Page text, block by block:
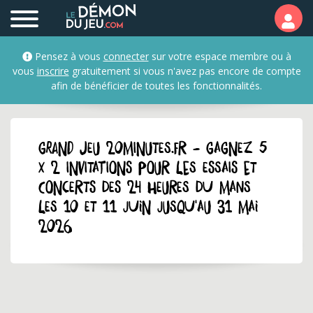
Pensez à vous connectersur votre espace membre ou à
vous inscrire gratuitement si vous n'avez pas encore de compte
afin de bénéficier de toutes les fonctionnalités.
GRAND JEU 20minutes.fr - Gagnez 5
x 2 invitations pour les essais et
concerts des 24 Heures du Mans
les 10 et 11 juin jusqu'au 31 mai
2026